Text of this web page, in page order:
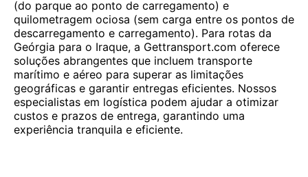
(do parque ao ponto de carregamento) e
quilometragem ociosa (sem carga entre os pontos de
descarregamento e carregamento). Para rotas da
Geórgia para o Iraque, a Gettransport.com oferece
soluções abrangentes que incluem transporte
marítimo e aéreo para superar as limitações
geográficas e garantir entregas eficientes. Nossos
especialistas em logística podem ajudar a otimizar
custos e prazos de entrega, garantindo uma
experiência tranquila e eficiente.